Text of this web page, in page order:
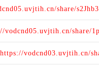
share/
vodcnd05.uvjtih.cn/share/
vodcnd03.uvjtih.cn/